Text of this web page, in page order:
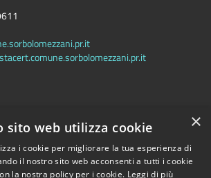
×
sito web utilizza cookie
i cookie per migliorare la tua esperienza di
il nostro sito web acconsenti a tutti i cookie
la nostra policy per i cookie. Leggi di più